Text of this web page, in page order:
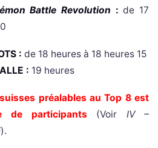
Battle Revolution :de 17
: de 18 heures à 18 heures 15
: 19 heures
préalables au Top 8 est
de participants
(Voir IV –
).